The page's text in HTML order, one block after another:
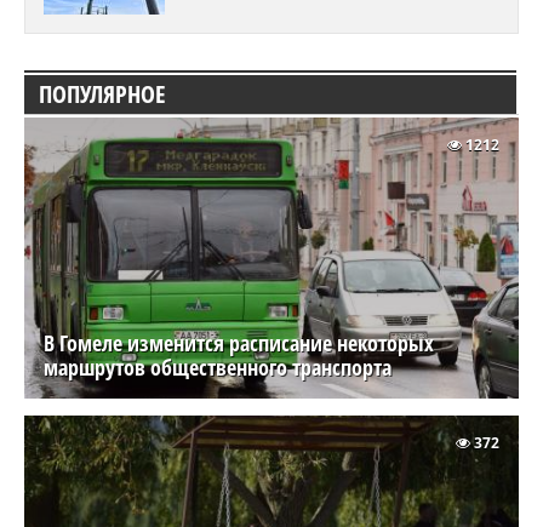
ПОПУЛЯРНОЕ
В Гомеле изменится расписание некоторых
маршрутов общественного транспорта
1212
372